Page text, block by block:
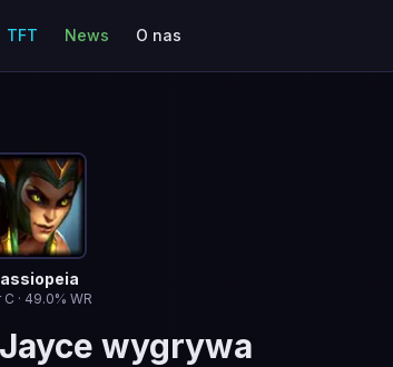
TFT News O nas
C · 49.0% WR
Jayce wygrywa